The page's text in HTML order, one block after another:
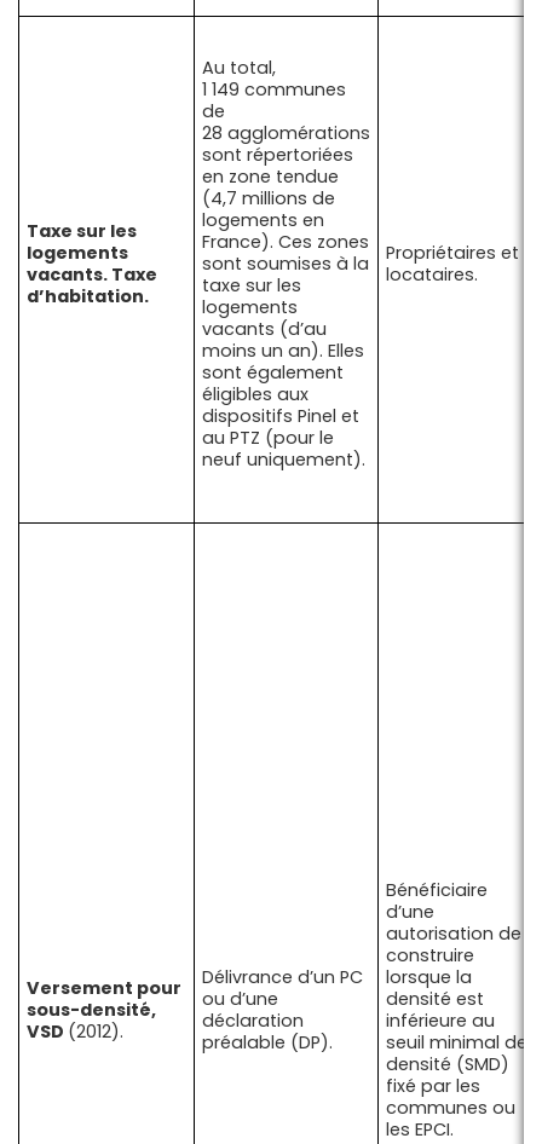
Taxe sur les
logements
vacants. Taxe
d’habitation.
Au total,
1 149 communes
de
28 agglomérations
sont répertoriées
en zone tendue
(4,7 millions de
logements en
France). Ces zones
sont soumises à la
taxe sur les
logements
vacants (d’au
moins un an). Elles
sont également
éligibles aux
dispositifs Pinel et
au PTZ (pour le
neuf uniquement).
Propriétaires et
locataires.
Versement pour
sous-densité,
VSD (2012).
Délivrance d’un PC
ou d’une
déclaration
préalable (DP).
Bénéficiaire
d’une
autorisation de
construire
lorsque la
densité est
inférieure au
seuil minimal de
densité (SMD)
fixé par les
communes ou
les EPCI.